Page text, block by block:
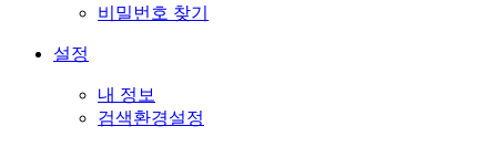
비밀번호 찾기
설정
내 정보
검색환경설정